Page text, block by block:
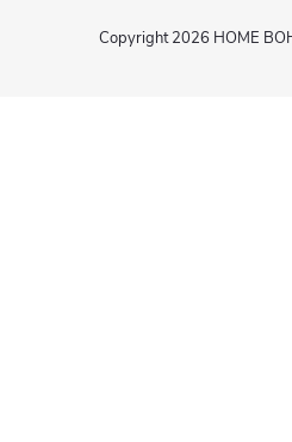
Copyright 2026 HOME